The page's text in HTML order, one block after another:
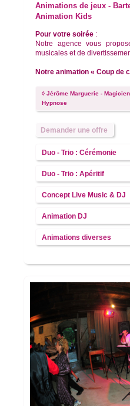
Animations de jeux -
Animation Kids
Pour votre soirée :
Notre agence vous
musicales et de
Notre animation « Coup de
◊ Jérôme Marguerie -
Hypnose
Demander une offre
Duo - Trio : Cérémonie
Duo - Trio : Apéritif
Concept Live Music & DJ
Animation DJ
Animations diverses